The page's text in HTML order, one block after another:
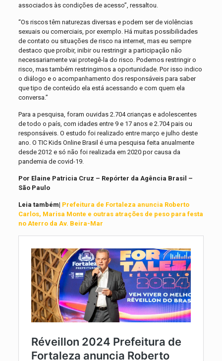
associados às condições de acesso”, ressaltou.
“Os riscos têm naturezas diversas e podem ser de violências
sexuais ou comerciais, por exemplo. Há muitas possibilidades
de contato ou situações de risco na internet, mas eu sempre
destaco que proibir, inibir ou restringir a participação não
necessariamente vai protegê-la do risco. Podemos restringir o
risco, mas também restringimos a oportunidade. Por isso indico
o diálogo e o acompanhamento dos responsáveis para saber
que tipo de conteúdo ela está acessando e com quem ela
conversa.”
Para a pesquisa, foram ouvidas 2.704 crianças e adolescentes
de todo o país, com idades entre 9 e 17 anos e 2.704 pais ou
responsáveis. O estudo foi realizado entre março e julho deste
ano. O TIC Kids Online Brasil é uma pesquisa feita anualmente
desde 2012 e só não foi realizada em 2020 por causa da
pandemia de covid-19.
Por Elaine Patricia Cruz – Repórter da Agência Brasil –
São Paulo
Leia também| Prefeitura de Fortaleza anuncia Roberto
Carlos, Marisa Monte e outras atrações de peso para festa
no Aterro da Av. Beira-Mar